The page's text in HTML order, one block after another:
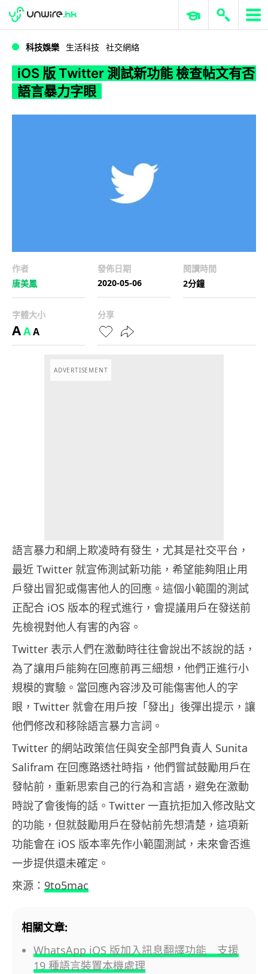
WWDC 2026 ERP 與商業 AI
科技娛樂 生活科技 社交網絡
iOS 版 Twitter 測試新功能 檢查帖文有否
語言暴力字眼
作者
唐美鳳
發佈日期
2020-05-06
閱讀時間
2分鐘
字體大小
AAA
分享
ADVERTISEMENT
語言暴力和網上欺凌時有發生，尤其是社交平台，
最近 Twitter 就宣佈測試新功能，希望能夠阻止用
戶發出冒犯或傷害他人的回應。這個小範圍的測試
正配合 iOS 版本的程式進行，會提議用戶在發送前
先檢視對他人有害的內容。
Twitter 表示人們在激動時往往會說出不該說的話，
為了讓用戶能夠在回應前再三細想，他們正進行小
規模的實驗。當回應內容涉及可能傷害他人的字
眼，Twitter 就會在用戶按「發出」後彈出提示，讓
他們修改和移除語言暴力言詞。
Twitter 的網站政策信任與安全部門負責人 Sunita
Salifram 在回應路透社時指，他們嘗試鼓勵用戶在
發帖前，重新思索自己的行為和言語，避免在激動
時說了會後悔的話。Twitter 一直抗拒加入修改貼文
的功能，但就鼓勵用戶在發帖前先想清楚，這項新
功能會在 iOS 版本率先作小範圍測試，未來會否進
一步提供還未確定。
來源： 9to5mac
相關文章:
WhatsApp iOS 版加入訊息翻譯功能 支援
19 種語言裝置本機處理